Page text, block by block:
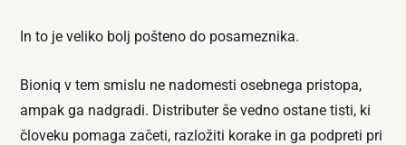
In to je veliko bolj pošteno do posameznika.
Bioniq v tem smislu ne nadomesti osebnega pristopa,
ampak ga nadgradi. Distributer še vedno ostane tisti, ki
človeku pomaga začeti, razložiti korake in ga podpreti pri